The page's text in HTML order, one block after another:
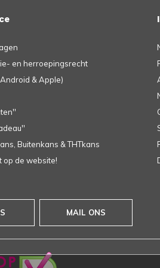
en herroepingsrecht
& Apple)
Buitenkans & THTkans
op de website!
MAIL ONS